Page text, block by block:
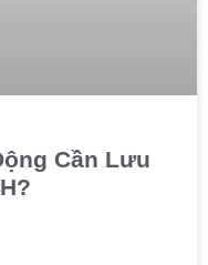
Cần Lưu